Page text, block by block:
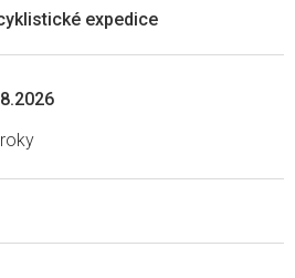
expedice